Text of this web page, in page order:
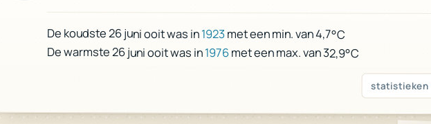
De koudste 26 juni ooit was in1923met een min. van 4,7°C
De warmste 26 juni ooit was in1976met een max. van 32,9°C
statistieken